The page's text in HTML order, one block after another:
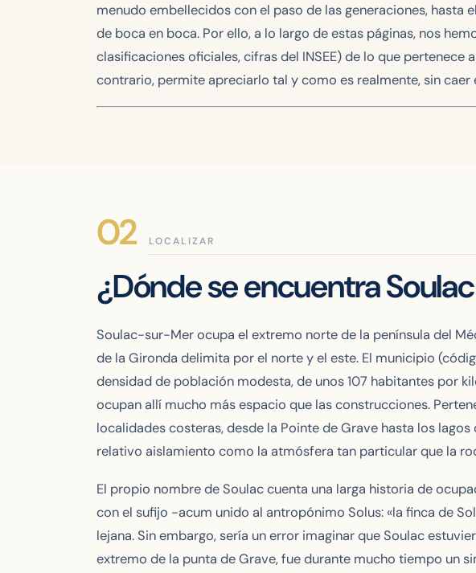
menudo embellecidos con el paso de las generaciones,
de boca en boca. Por ello, a lo largo de estas páginas, nos
clasificaciones oficiales, cifras del INSEE) de lo que
contrario, permite apreciarlo tal y como es realmente, sin
LOCALIZAR
¿Dónde se encuentra
Soulac-sur-Mer ocupa el extremo norte de la península del
de la Gironda delimita por el norte y el este. El municipio
densidad de población modesta, de unos 107 habitantes por
ocupan allí mucho más espacio que las construcciones.
localidades costeras, desde la Pointe de Grave hasta los
relativo aislamiento como la atmósfera tan particular que la
El propio nombre de Soulac cuenta una larga historia de
con el sufijo -acum unido al antropónimo Solus: «la finca de
lejana. Sin embargo, sería un error imaginar que Soulac
extremo de la punta de Grave, fue durante mucho tiempo un